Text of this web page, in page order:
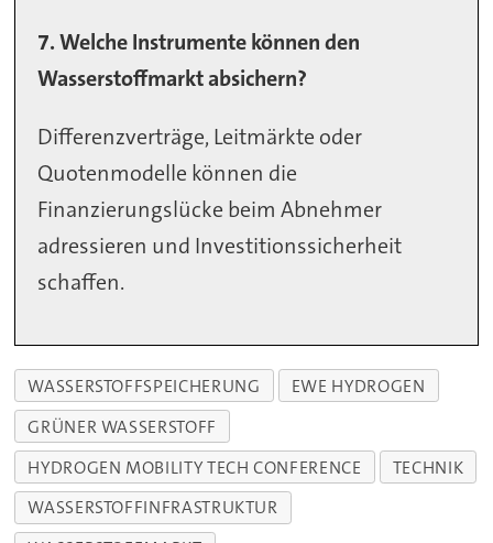
7. Welche Instrumente können den
Wasserstoffmarkt absichern?
Differenzverträge, Leitmärkte oder
Quotenmodelle können die
Finanzierungslücke beim Abnehmer
adressieren und Investitionssicherheit
schaffen.
WASSERSTOFFSPEICHERUNG
EWE HYDROGEN
GRÜNER WASSERSTOFF
HYDROGEN MOBILITY TECH CONFERENCE
TECHNIK
WASSERSTOFFINFRASTRUKTUR